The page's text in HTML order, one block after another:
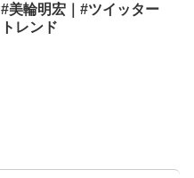
#美輪明宏｜#ツイッター
トレンド